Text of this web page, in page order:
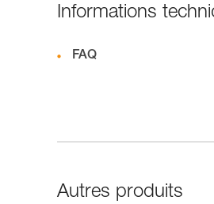
Informations
FAQ
Autres produits